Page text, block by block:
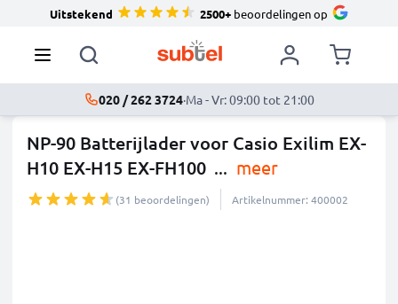
Uitstekend 2500+beoordelingen op
020 / 262 3724·Ma - Vr: 09:00 tot 21:00
NP-90 Batterijlader voor Casio Exilim EX-
H10 EX-H15 EX-FH100 ... meer
(31 beoordelingen) Artikelnummer: 400002